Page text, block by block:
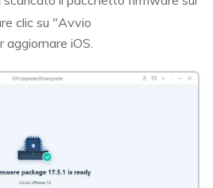
clic su "Avvio
iOS.